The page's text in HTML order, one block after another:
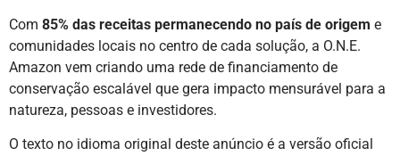
Com 85% das receitas permanecendo no país de origem e
comunidades locais no centro de cada solução, a O.N.E.
Amazon vem criando uma rede de financiamento de
conservação escalável que gera impacto mensurável para a
natureza, pessoas e investidores.
O texto no idioma original deste anúncio é a versão oficial